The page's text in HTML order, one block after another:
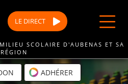
LE DIRECT
SCOLAIRE D'AUBENAS ET SA
RÉGION
ADHÉRER